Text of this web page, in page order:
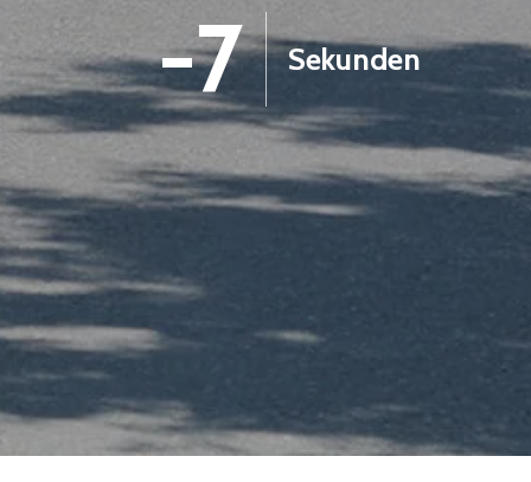
-8 Sekunden